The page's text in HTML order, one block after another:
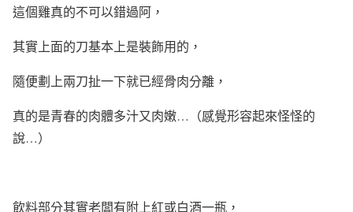
這個雞真的不可以錯過阿，
其實上面的刀基本上是裝飾用的，
隨便劃上兩刀扯一下就已經骨肉分離，
真的是青春的肉體多汁又肉嫩…（感覺形容起來怪怪的
說…）
飲料部分其實老闆有附上紅或白酒一瓶，